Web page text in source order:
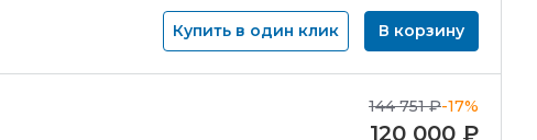
Купить в один клик В корзину
144 751₽-17%
120 000 ₽